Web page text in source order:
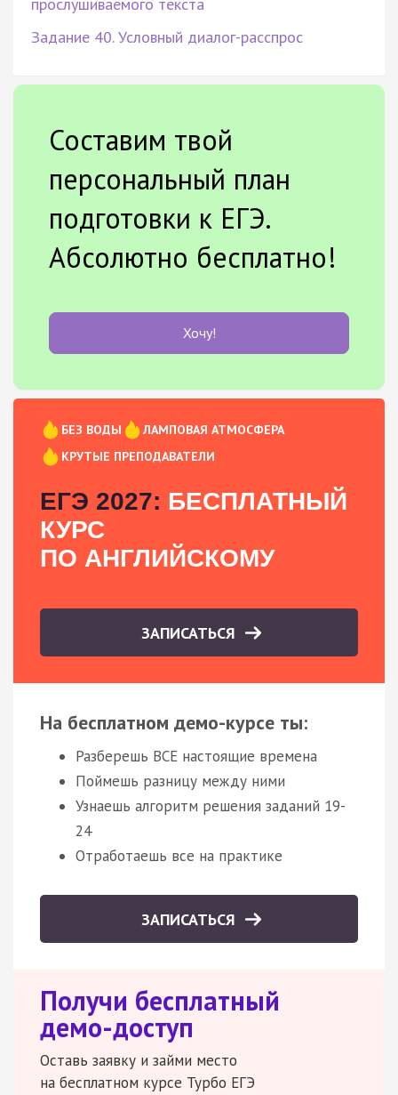
Задание 40. Условный диалог-расспрос
Составим твой
персональный план
подготовки к ЕГЭ.
Абсолютно бесплатно!
Хочу!
БЕЗ ВОДЫ
ЛАМПОВАЯ АТМОСФЕРА
КРУТЫЕ ПРЕПОДАВАТЕЛИ
ЕГЭ 2027: БЕСПЛАТНЫЙ
КУРС
ПО АНГЛИЙСКОМУ
ЗАПИСАТЬСЯ
На бесплатном демо-курсе ты:
Разберешь ВСЕ настоящие времена
Поймешь разницу между ними
Узнаешь алгоритм решения заданий 19-
24
Отработаешь все на практике
ЗАПИСАТЬСЯ
Получи бесплатный
демо-доступ
Оставь заявку и займи место
на бесплатном курсе Турбо ЕГЭ